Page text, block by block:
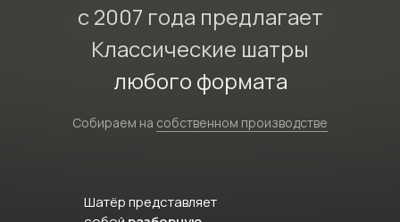
с 2007 года предлагает
Классические шатры
любого формата
Собираем на собственном производстве
Шатёр представляет